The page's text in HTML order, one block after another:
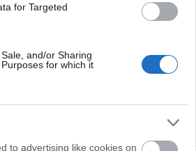
for Targeted
and/or Sharing
for which it
to advertising like cookies on
élő műfaj, amelynek varázsa
Művészetek Háza
előleget fizet jövedelem
alatt.
„Mindig átéreztem a